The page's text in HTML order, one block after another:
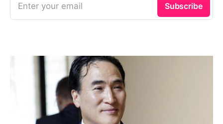
Enter your email Subscribe